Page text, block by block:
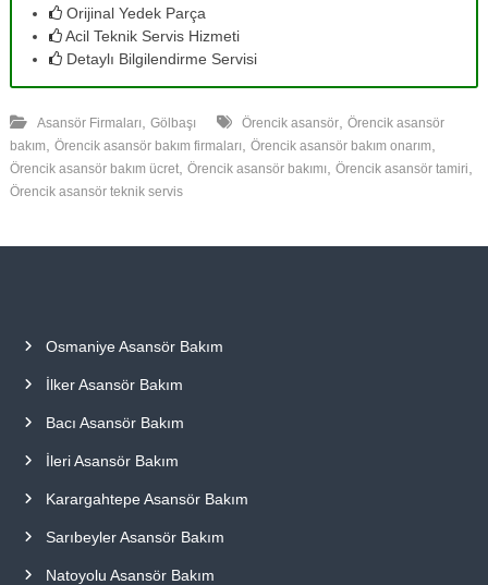
Orijinal Yedek Parça
Acil Teknik Servis Hizmeti
Detaylı Bilgilendirme Servisi
Asansör Firmaları Gölbaşı Örencik asansör, Örencik asansör
bakım
Örencik asansör bakım firmaları Örencik asansör bakım onarım
Örencik asansör bakım ücret, Örencik asansör bakımı Örencik asansör tamiri
Örencik asansör teknik servis
Osmaniye Asansör Bakım
İlker Asansör Bakım
Bacı Asansör Bakım
İleri Asansör Bakım
Karargahtepe Asansör Bakım
Sarıbeyler Asansör Bakım
Natoyolu Asansör Bakım